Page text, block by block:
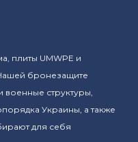
плиты UMWPE и
бронезащите
военные структуры,
Украины, а также
для себя